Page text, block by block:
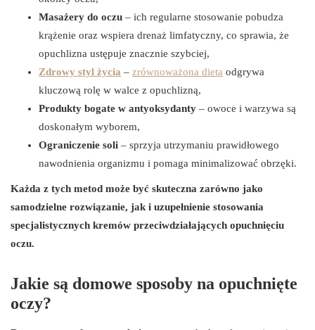
Masażery do oczu – ich regularne stosowanie pobudza
krążenie oraz wspiera drenaż limfatyczny, co sprawia, że
opuchlizna ustępuje znacznie szybciej,
Zdrowy styl życia – zrównoważona dieta odgrywa
kluczową rolę w walce z opuchlizną,
Produkty bogate w antyoksydanty – owoce i warzywa są
doskonałym wyborem,
Ograniczenie soli – sprzyja utrzymaniu prawidłowego
nawodnienia organizmu i pomaga minimalizować obrzęki.
Każda z tych metod może być skuteczna zarówno jako
samodzielne rozwiązanie, jak i uzupełnienie stosowania
specjalistycznych kremów przeciwdziałających opuchnięciu
oczu.
Jakie są domowe sposoby na opuchnięte
oczy?